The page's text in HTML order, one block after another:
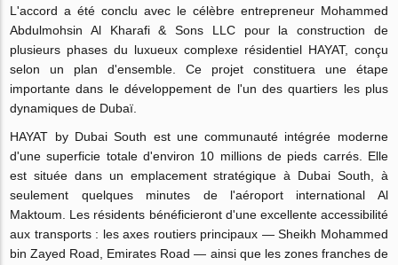
L'accord a été conclu avec le célèbre entrepreneur Mohammed
Abdulmohsin Al Kharafi & Sons LLC pour la construction de
plusieurs phases du luxueux complexe résidentiel HAYAT, conçu
selon un plan d'ensemble. Ce projet constituera une étape
importante dans le développement de l'un des quartiers les plus
dynamiques de Dubaï.
HAYAT by Dubai South est une communauté intégrée moderne
d'une superficie totale d'environ 10 millions de pieds carrés. Elle
est située dans un emplacement stratégique à Dubai South, à
seulement quelques minutes de l'aéroport international Al
Maktoum. Les résidents bénéficieront d'une excellente accessibilité
aux transports : les axes routiers principaux — Sheikh Mohammed
bin Zayed Road, Emirates Road — ainsi que les zones franches de